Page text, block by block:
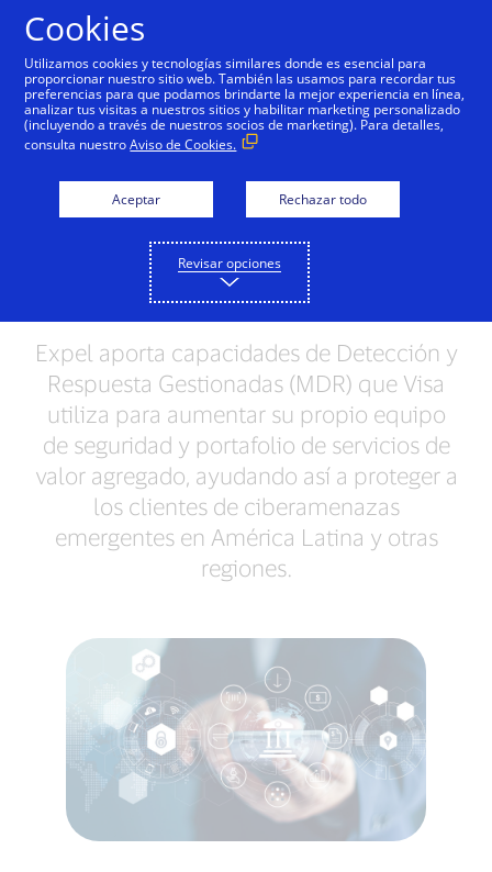
Visa y Expel se unen para
ayudar a los clientes a
gestionar el riesgo de
ciberseguridad en
América Latina y el
Caribe
Expel aporta capacidades de Detección y
Respuesta Gestionadas (MDR) que Visa
utiliza para aumentar su propio equipo
de seguridad y portafolio de servicios de
valor agregado, ayudando así a proteger a
los clientes de ciberamenazas
emergentes en América Latina y otras
regiones.
Cookies
Utilizamos cookies y tecnologías similares donde es esencial para
proporcionar nuestro sitio web. También las usamos para recordar tus
preferencias para que podamos brindarte la mejor experiencia en línea,
analizar tus visitas a nuestros sitios y habilitar marketing personalizado
(incluyendo a través de nuestros socios de marketing). Para detalles,
consulta nuestroAviso de Cookies.
Aceptar Rechazar todo
Revisar opciones